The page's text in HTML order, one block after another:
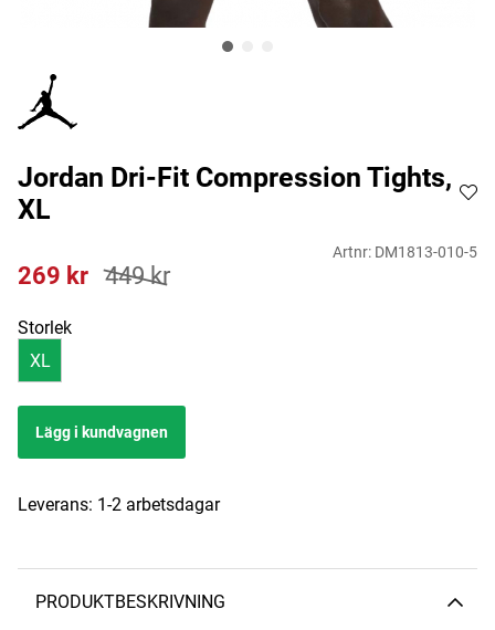
Jordan Dri-Fit Compression Tights,
XL
Artnr: DM1813-010-5
449kr
269 kr
Storlek
XL
Lägg i kundvagnen
Leverans: 1-2 arbetsdagar
PRODUKTBESKRIVNING